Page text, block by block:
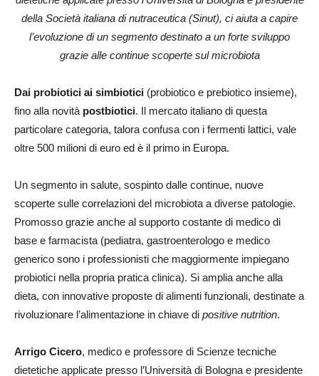
della Società italiana di nutraceutica (Sinut), ci aiuta a capire
l’evoluzione di un segmento destinato a un forte sviluppo
grazie alle continue scoperte sul microbiota
Dai probiotici ai simbiotici (probiotico e prebiotico insieme),
fino alla novità postbiotici. Il mercato italiano di questa
particolare categoria, talora confusa con i fermenti lattici, vale
oltre 500 milioni di euro ed è il primo in Europa.
Un segmento in salute, sospinto dalle continue, nuove
scoperte sulle correlazioni del microbiota a diverse patologie.
Promosso grazie anche al supporto costante di medico di
base e farmacista (pediatra, gastroenterologo e medico
generico sono i professionisti che maggiormente impiegano
probiotici nella propria pratica clinica). Si amplia anche alla
dieta, con innovative proposte di alimenti funzionali, destinate a
rivoluzionare l’alimentazione in chiave di positive nutrition.
Arrigo Cicero, medico e professore di Scienze tecniche
dietetiche applicate presso l’Università di Bologna e presidente